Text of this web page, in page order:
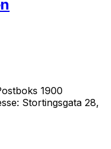
1900
Stortingsgata 28,